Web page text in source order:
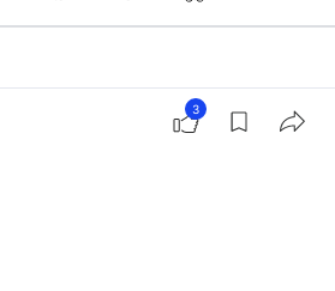
彭博：獲釋後將返回
3